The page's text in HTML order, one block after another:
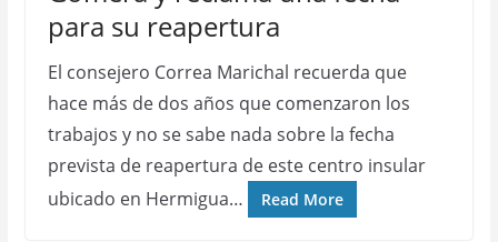
para su reapertura
El consejero Correa Marichal recuerda que
hace más de dos años que comenzaron los
trabajos y no se sabe nada sobre la fecha
prevista de reapertura de este centro insular
ubicado en Hermigua…
Read More